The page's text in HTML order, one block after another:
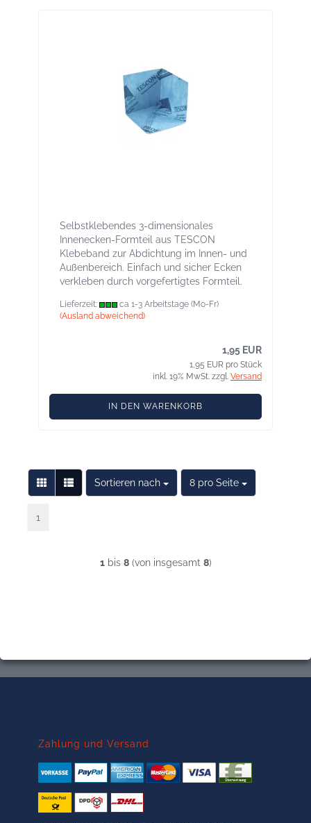
Selbstklebendes 3-dimensionales
Innenecken-Formteil aus TESCON
Klebeband zur Abdichtung im Innen- und
Außenbereich. Einfach und sicher Ecken
verkleben durch vorgefertigtes Formteil.
Lieferzeit:
ca 1-3 Arbeitstage (Mo-Fr)
(Ausland abweichend)
1,95 EUR
1,95 EUR pro Stück
inkl. 19% MwSt. zzgl. Versand
IN DEN WARENKORB
Sortieren nach
Sortieren nach 8 pro Seite
pro Seite
1
1bis 8(von insgesamt 8)
Zahlung und Versand